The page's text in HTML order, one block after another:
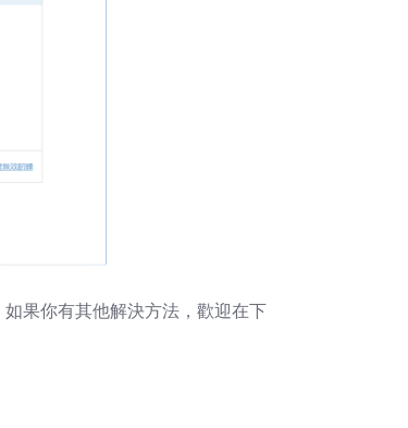
果你有其他解決方法，歡迎在下